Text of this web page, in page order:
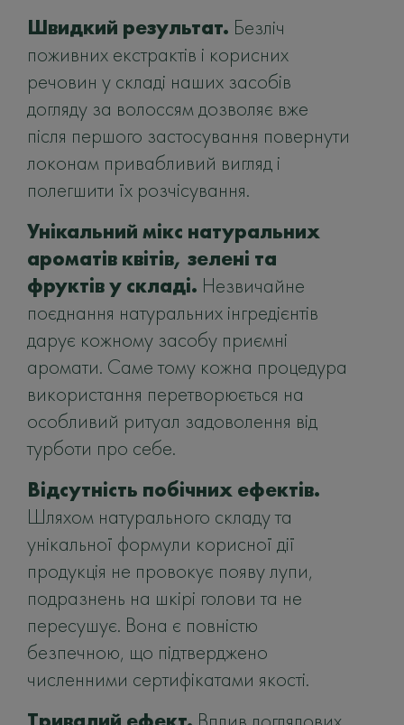
Швидкий результат. Безліч
поживних екстрактів і корисних
речовин у складі наших засобів
догляду за волоссям дозволяє вже
після першого застосування повернути
локонам привабливий вигляд і
полегшити їх розчісування.
Унікальний мікс натуральних
ароматів квітів, зелені та
фруктів у складі. Незвичайне
поєднання натуральних інгредієнтів
дарує кожному засобу приємні
аромати. Саме тому кожна процедура
використання перетворюється на
особливий ритуал задоволення від
турботи про себе.
Відсутність побічних ефектів.
Шляхом натурального складу та
унікальної формули корисної дії
продукція не провокує появу лупи,
подразнень на шкірі голови та не
пересушує. Вона є повністю
безпечною, що підтверджено
численними сертифікатами якості.